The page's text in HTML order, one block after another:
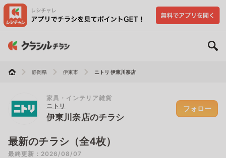
静岡県 伊東市 ニトリ 伊東川奈店
家具・インテリア雑貨
ニトリ
伊東川奈店のチラシ
フォロー
最新のチラシ（全4枚）
最終更新：2026/08/07